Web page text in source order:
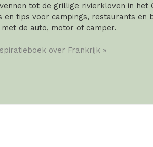
tot de grillige rivierkloven in het
en tips voor campings, restaurants en
de auto, motor of camper.
over Frankrijk »